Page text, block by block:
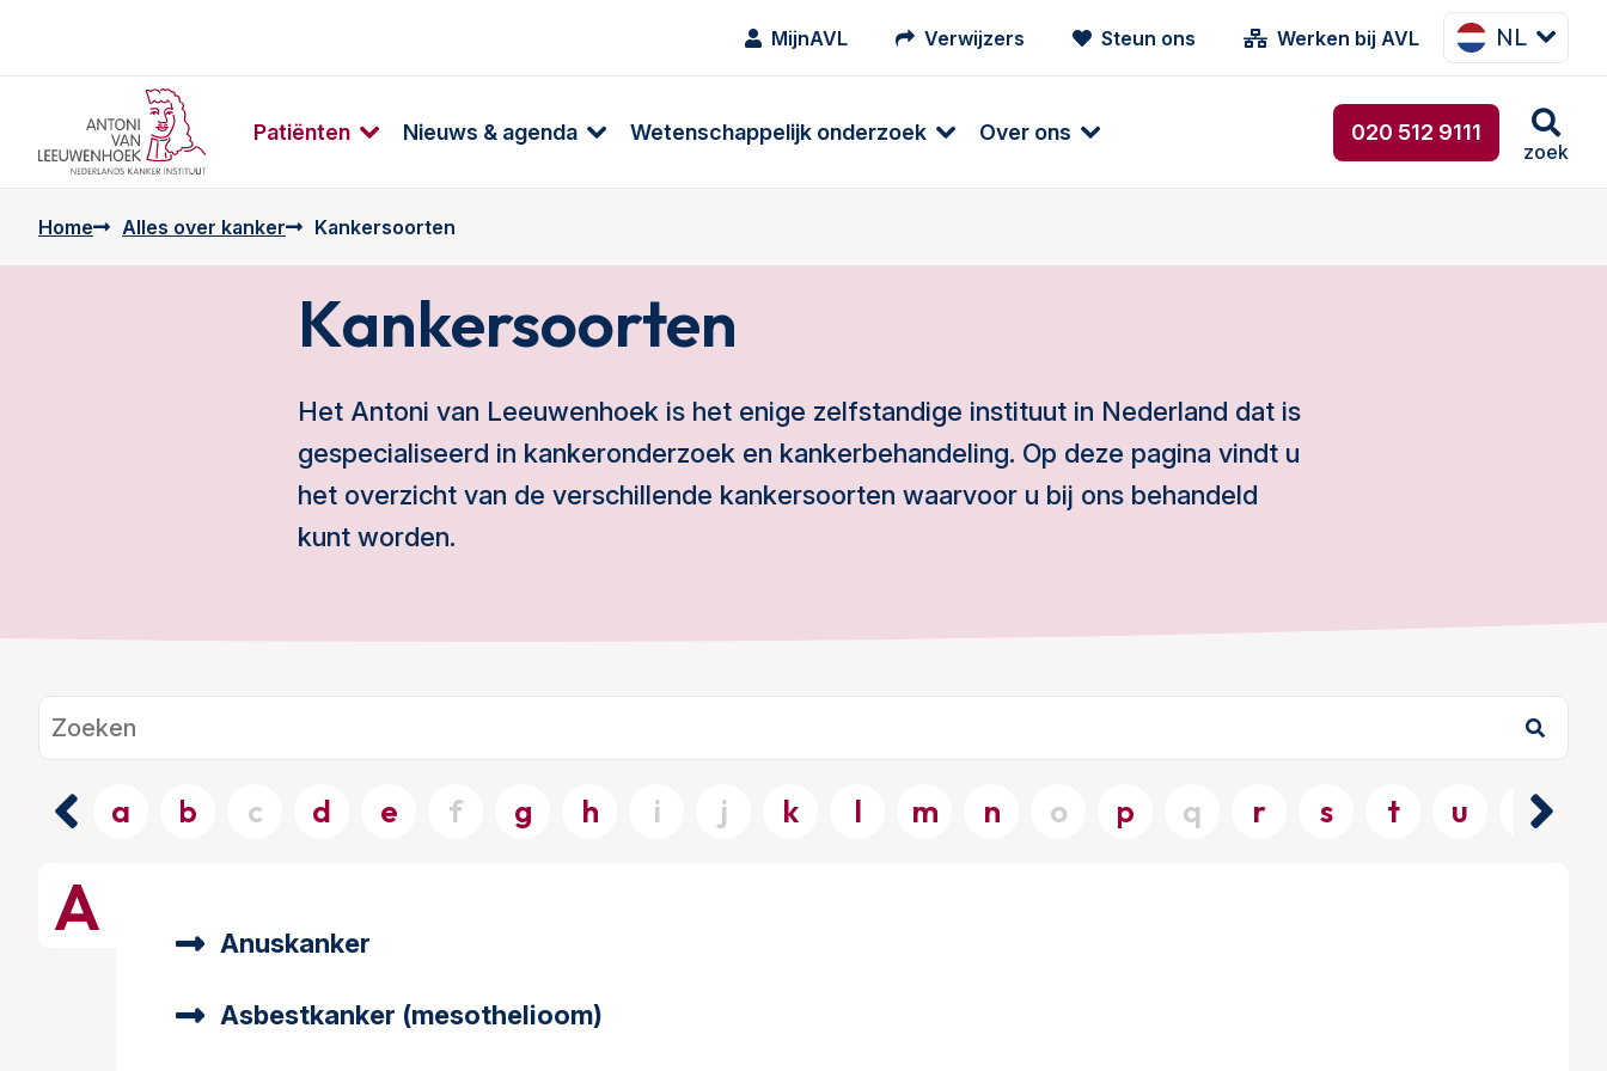
MijnAVL Verwijzers Steun ons Werken bij AVL NL
Patiënten Nieuws & agenda Wetenschappelijk onderzoek Over ons 020 512 9111
zoek
Home Alles over kanker Kankersoorten
Kankersoorten
Het Antoni van Leeuwenhoek is het enige zelfstandige instituut in Nederland dat is
gespecialiseerd in kankeronderzoek en kankerbehandeling. Op deze pagina vindt u
het overzicht van de verschillende kankersoorten waarvoor u bij ons behandeld
kunt worden.
a b c d e f g h i j k l m n o p q r s t u v
A Anuskanker
Asbestkanker (mesothelioom)